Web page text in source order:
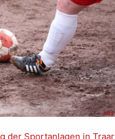
der Sportanlagen in Traar